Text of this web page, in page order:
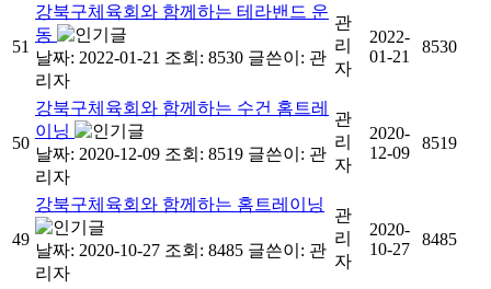
51
강북구체육회와 함께하는 테라밴드 운
동
날짜: 2022-01-21 조회: 8530 글쓴이: 관
리자
관
리
자
2022-
01-21
8530
50
강북구체육회와 함께하는 수건 홈트레
이닝
날짜: 2020-12-09 조회: 8519 글쓴이: 관
리자
관
리
자
2020-
12-09
8519
49
강북구체육회와 함께하는 홈트레이닝
날짜: 2020-10-27 조회: 8485 글쓴이: 관
리자
관
리
자
2020-
10-27
8485